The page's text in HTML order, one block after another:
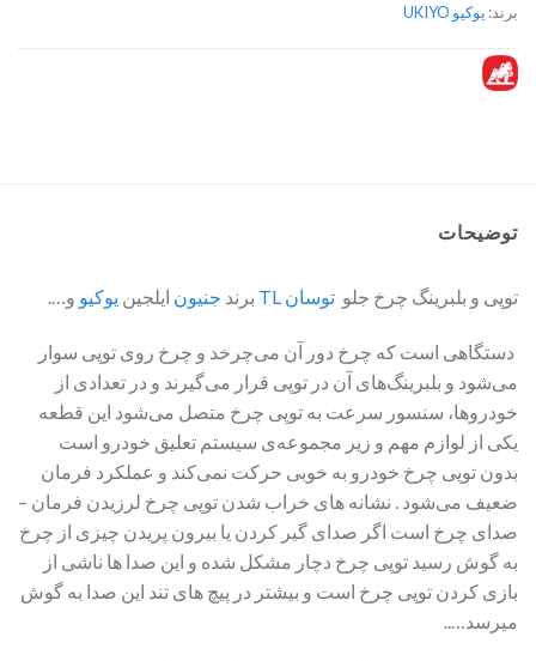
برند: یوکیو UKIYO
توضیحات
توپی و بلبرینگ چرخ جلو توسان TL برند جنیون ایلجین یوکیو و….
‎ دستگاهی است که چرخ دور آن می‌چرخد و چرخ روی توپی سوار
می‌شود و بلبرینگ‌های آن در توپی قرار می‌گیرند و در تعدادی از
خودروها، سنسور سرعت به توپی چرخ متصل می‌شود این قطعه
یکی از لوازم مهم و زیر مجموعه‌ی سیستم تعلیق خودرو است
بدون توپی چرخ خودرو به خوبی حرکت نمی‌کند و عملکرد فرمان
ضعیف می‌شود . نشانه های خراب شدن توپی چرخ لرزیدن فرمان –
صدای چرخ است اگر صدای گیر کردن یا بیرون پریدن چیزی از چرخ
به گوش رسید توپی چرخ دچار مشکل شده و این صدا ها ناشی از
بازی کردن توپی چرخ است و بیشتر در پیچ های تند این صدا به گوش
میرسد…..